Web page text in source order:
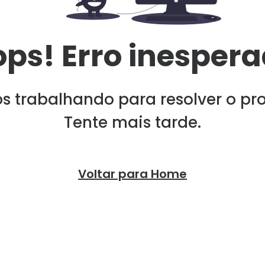
Erro
trabalhando para resolver o
Tente mais tarde.
Voltar para Home